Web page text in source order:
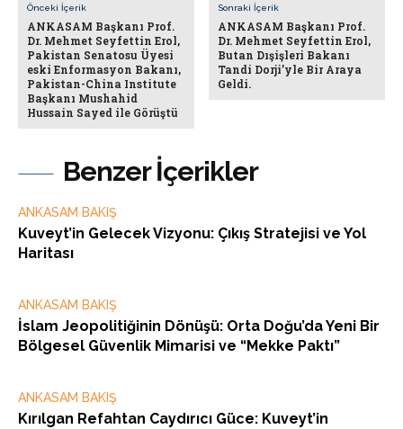
Benzer İçerikler
ANKASAM BAKIŞ
Kuveyt’in Gelecek Vizyonu: Çıkış Stratejisi ve Yol
Haritası
ANKASAM BAKIŞ
İslam Jeopolitiğinin Dönüşü: Orta Doğu’da Yeni Bir
Bölgesel Güvenlik Mimarisi ve “Mekke Paktı”
ANKASAM BAKIŞ
Kırılgan Refahtan Caydırıcı Güce: Kuveyt’in
Önceki İçerik
ANKASAM Başkanı Prof.
Dr. Mehmet Seyfettin Erol,
Pakistan Senatosu Üyesi
eski Enformasyon Bakanı,
Pakistan-China Institute
Başkanı Mushahid
Hussain Sayed ile Görüştü
Sonraki İçerik
ANKASAM Başkanı Prof.
Dr. Mehmet Seyfettin Erol,
Butan Dışişleri Bakanı
Tandi Dorji’yle Bir Araya
Geldi.